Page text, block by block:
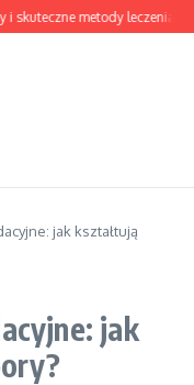
skuteczne metody leczenia
jak kształtują
jak